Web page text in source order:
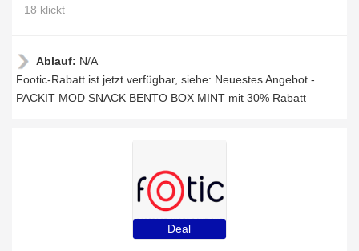
18 klickt
Ablauf: N/A
Footic-Rabatt ist jetzt verfügbar, siehe: Neuestes Angebot -
PACKIT MOD SNACK BENTO BOX MINT mit 30% Rabatt
Deal